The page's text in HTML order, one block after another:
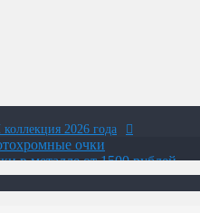
2026 года
очки
в металле от 1500 рублей
в пластике от 1200 рублей
детские от 700 рублей